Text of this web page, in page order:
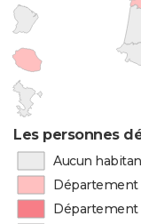
Les personnes
Aucun
Département
Département